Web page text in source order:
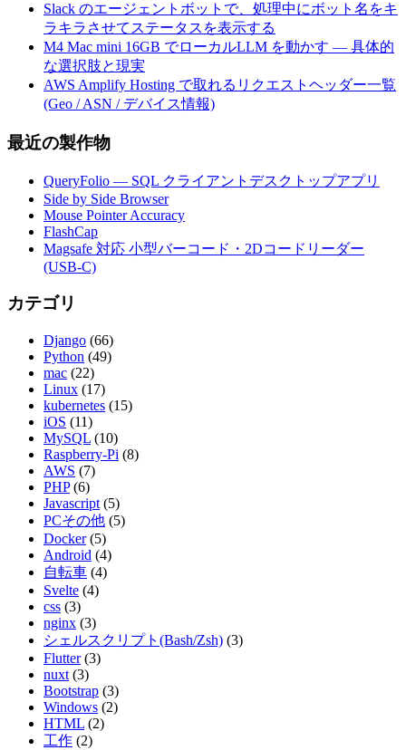
Slack のエージェントボットで、処理中にボット名をキ
ラキラさせてステータスを表示する
M4 Mac mini 16GB でローカルLLM を動かす — 具体的
な選択肢と現実
AWS Amplify Hosting で取れるリクエストヘッダー一覧
(Geo / ASN / デバイス情報)
最近の製作物
QueryFolio — SQL クライアントデスクトップアプリ
Side by Side Browser
Mouse Pointer Accuracy
FlashCap
Magsafe 対応 小型バーコード・2Dコードリーダー
(USB-C)
カテゴリ
Django (66)
Python (49)
mac (22)
Linux (17)
kubernetes (15)
iOS (11)
MySQL (10)
Raspberry-Pi (8)
AWS (7)
PHP (6)
Javascript (5)
PCその他 (5)
Docker (5)
Android (4)
自転車 (4)
Svelte (4)
css (3)
nginx (3)
シェルスクリプト(Bash/Zsh) (3)
Flutter (3)
nuxt (3)
Bootstrap (3)
Windows (2)
HTML (2)
工作 (2)